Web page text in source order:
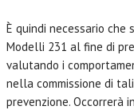
È quindi necessario
Modelli 231 al fine di
valutando i
nella commissione di
prevenzione. Occorrerà